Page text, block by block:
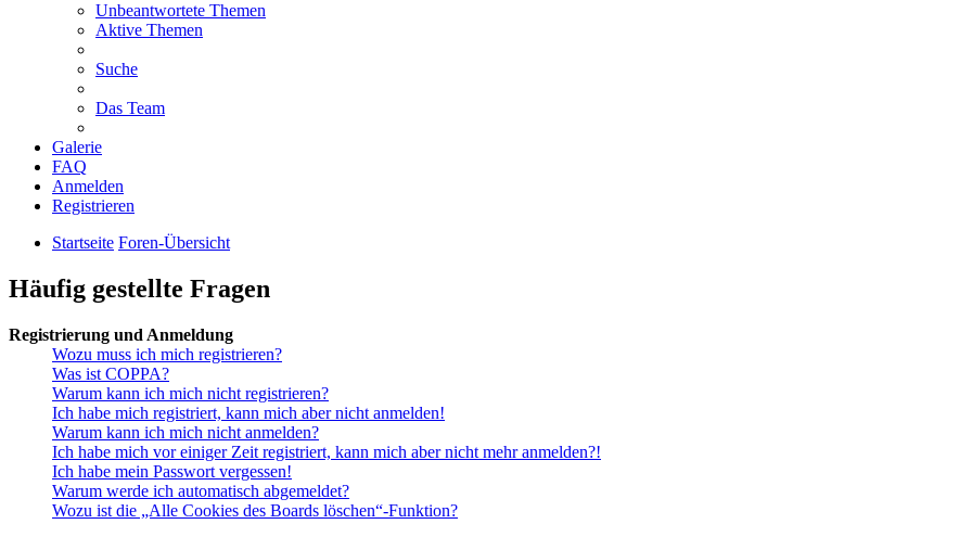
Unbeantwortete Themen
Aktive Themen
Suche
Das Team
Galerie
FAQ
Anmelden
Registrieren
Startseite Foren-Übersicht
Häufig gestellte Fragen
Registrierung und Anmeldung
Wozu muss ich mich registrieren?
Was ist COPPA?
Warum kann ich mich nicht registrieren?
Ich habe mich registriert, kann mich aber nicht anmelden!
Warum kann ich mich nicht anmelden?
Ich habe mich vor einiger Zeit registriert, kann mich aber nicht mehr anmelden?!
Ich habe mein Passwort vergessen!
Warum werde ich automatisch abgemeldet?
Wozu ist die „Alle Cookies des Boards löschen“-Funktion?